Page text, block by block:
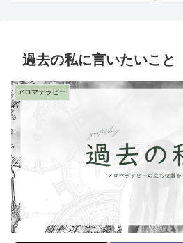
過去の私に言いたいこと
アロマテラピー